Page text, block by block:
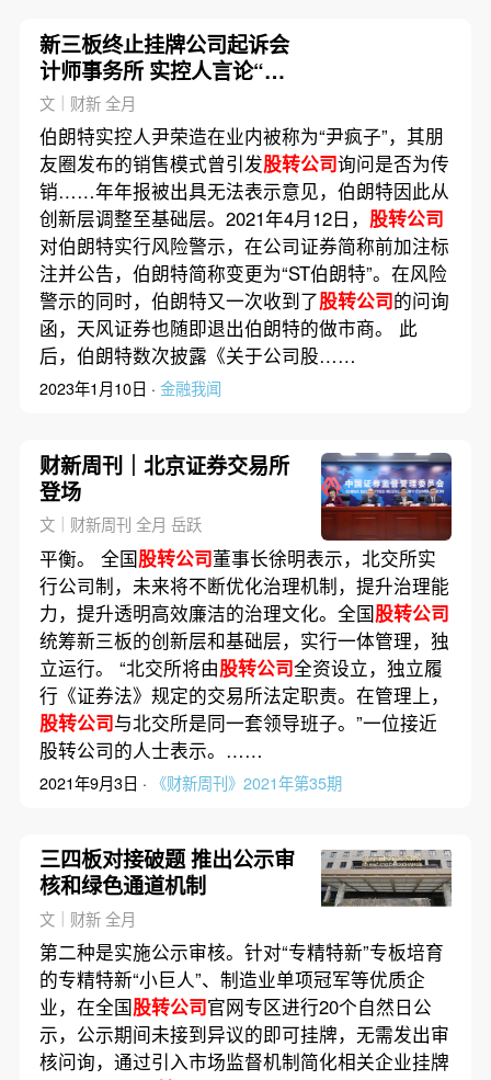
新三板终止挂牌公司起诉会
计师事务所 实控人言论“出
圈”能救公司吗？
文｜财新 全月
伯朗特实控人尹荣造在业内被称为“尹疯子”，其朋
友圈发布的销售模式曾引发股转公司询问是否为传
销……年年报被出具无法表示意见，伯朗特因此从
创新层调整至基础层。2021年4月12日， 股转公司
对伯朗特实行风险警示，在公司证券简称前加注标
注并公告，伯朗特简称变更为“ST伯朗特”。在风险
警示的同时，伯朗特又一次收到了股转公司的问询
函，天风证券也随即退出伯朗特的做市商。 此
后，伯朗特数次披露《关于公司股……
2023年1月10日 · 金融我闻
财新周刊｜北京证券交易所
登场
文｜财新周刊 全月 岳跃
平衡。 全国股转公司董事长徐明表示，北交所实
行公司制，未来将不断优化治理机制，提升治理能
力，提升透明高效廉洁的治理文化。全国股转公司
统筹新三板的创新层和基础层，实行一体管理，独
立运行。 “北交所将由股转公司全资设立，独立履
行《证券法》规定的交易所法定职责。在管理上，
股转公司与北交所是同一套领导班子。”一位接近
股转公司的人士表示。……
2021年9月3日 · 《财新周刊》2021年第35期
三四板对接破题 推出公示审
核和绿色通道机制
文｜财新 全月
第二种是实施公示审核。针对“专精特新”专板培育
的专精特新“小巨人”、制造业单项冠军等优质企
业，在全国股转公司官网专区进行20个自然日公
示，公示期间未接到异议的即可挂牌，无需发出审
核问询，通过引入市场监督机制简化相关企业挂牌